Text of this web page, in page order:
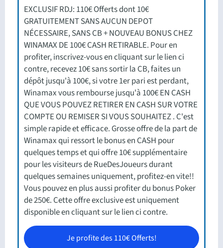
EXCLUSIF RDJ: 110€ Offerts dont 10€
GRATUITEMENT SANS AUCUN DEPOT
NÉCESSAIRE, SANS CB + NOUVEAU BONUS CHEZ
WINAMAX DE 100€ CASH RETIRABLE. Pour en
profiter, inscrivez-vous en cliquant sur le lien ci
contre, recevez 10€ sans sortir la CB, faites un
dépôt jusqu'à 100€, si votre 1er pari est perdant,
Winamax vous rembourse jusqu'à 100€ EN CASH
QUE VOUS POUVEZ RETIRER EN CASH SUR VOTRE
COMPTE OU REMISER SI VOUS SOUHAITEZ . C'est
simple rapide et efficace. Grosse offre de la part de
Winamax qui ressort le bonus en CASH pour
quelques temps et qui offre 10€ supplémentaire
pour les visiteurs de RueDesJoueurs durant
quelques semaines uniquement, profitez-en vite!!
Vous pouvez en plus aussi profiter du bonus Poker
de 250€. Cette offre exclusive est uniquement
disponible en cliquant sur le lien ci contre.
Je profite des 110€ Offerts!